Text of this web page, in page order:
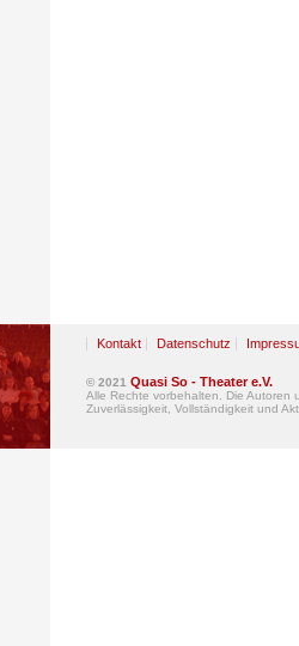
Kontakt Datenschutz
© 2021 Quasi So - Theater e.V.
Alle Rechte vorbehalten. Die Autoren
Zuverlässigkeit, Vollständigkeit und